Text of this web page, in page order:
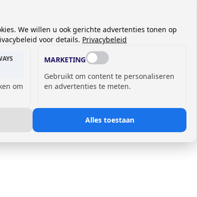
We willen u ook gerichte advertenties tonen op
voor details. Privacybeleid
om
MARKETING
Gebruikt om content te personaliseren
en advertenties te meten.
Alles toestaan